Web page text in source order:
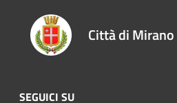
Città di Mirano
SEGUICI SU